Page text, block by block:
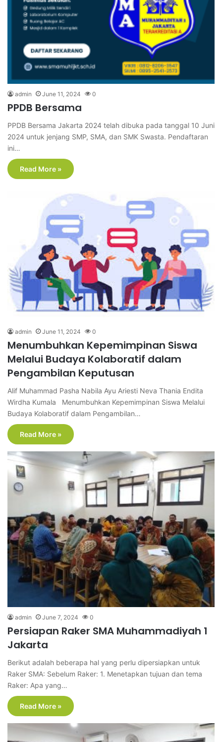
admin June 11, 2024 0
PPDB Bersama
PPDB Bersama Jakarta 2024 telah dibuka pada tanggal 10 Juni
2024 untuk jenjang SMP, SMA, dan SMK Swasta. Pendaftaran
ini…
Read More »
admin June 11, 2024 0
Menumbuhkan Kepemimpinan Siswa
Melalui Budaya Kolaboratif dalam
Pengambilan Keputusan
Alif Muhammad Pasha Nabila Ayu Ariesti Neva Thania Endita
Wirdha Kumala Menumbuhkan Kepemimpinan Siswa Melalui
Budaya Kolaboratif dalam Pengambilan…
Read More »
admin June 7, 2024 0
Persiapan Raker SMA Muhammadiyah 1
Jakarta
Berikut adalah beberapa hal yang perlu dipersiapkan untuk
Raker SMA: Sebelum Raker: 1. Menetapkan tujuan dan tema
Raker: Apa yang…
Read More »